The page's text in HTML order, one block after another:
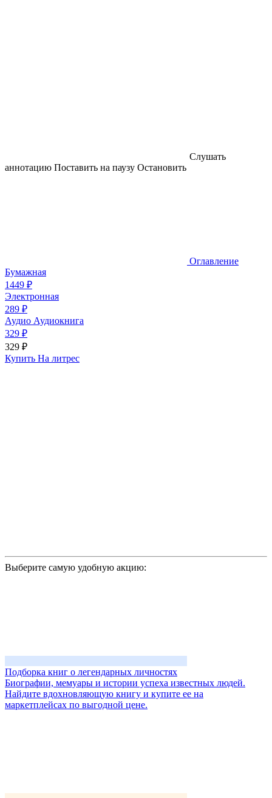
Слушать
аннотацию Поставить на паузу Остановить
Оглавление
Бумажная
1449 ₽
Электронная
289 ₽
Аудио Аудиокнига
329 ₽
329 ₽
Купить На литрес
Выберите самую удобную акцию:
Подборка книг о легендарных личностях
Биографии, мемуары и истории успеха известных людей.
Найдите вдохновляющую книгу и купите ее на
маркетплейсах по выгодной цене.